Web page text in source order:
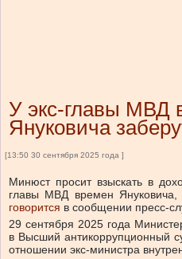
У экс-главы МВД
Януковича
[13:50 30 сентября 2025 года ]
Минюст просит взыскать в
главы МВД времен Януковича,
говорится в сообщении пресс-
29 сентября 2025 года
в Высший антикоррупционный
отношении экс-министра